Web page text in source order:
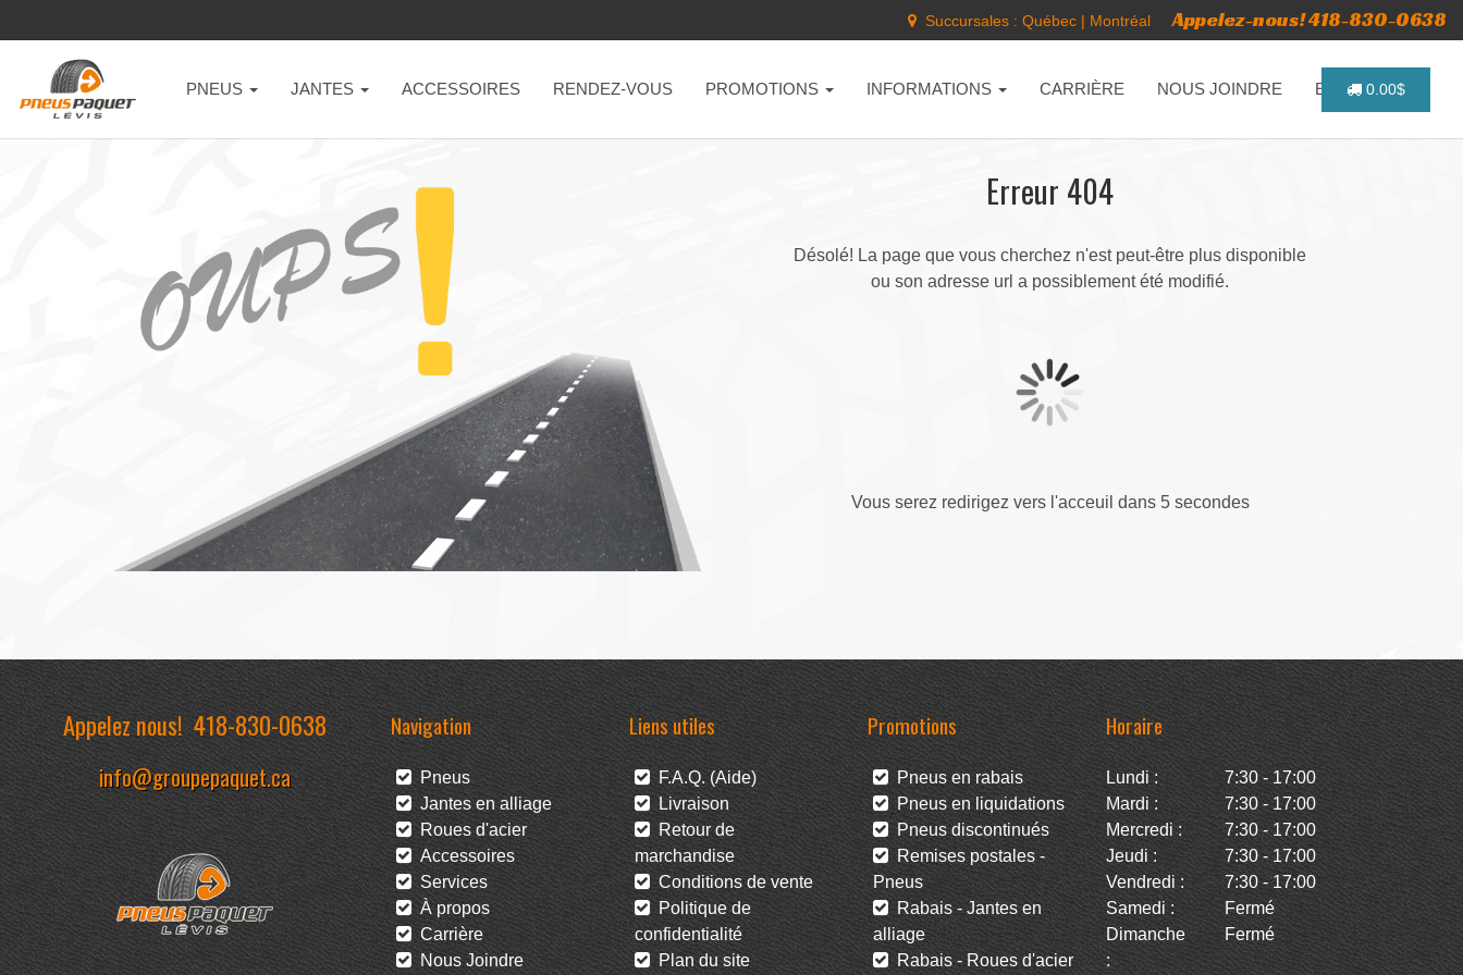
Succursales : Québec | Montréal Appelez-nous! 418-830-0638
PNEUS JANTES ACCESSOIRES RENDEZ-VOUS PROMOTIONS INFORMATIONS CARRIÈRE NOUS JOINDRE ENGLISH
0.00$
Erreur 404
Désolé! La page que vous cherchez n'est peut-être plus disponible
ou son adresse url a possiblement été modifié.
Vous serez redirigez vers l'acceuil dans 5 secondes
Appelez nous!418-830-0638
info@groupepaquet.ca
Navigation
Pneus
Jantes en alliage
Roues d'acier
Accessoires
Services
À propos
Carrière
Nous Joindre
Liens utiles
F.A.Q. (Aide)
Livraison
Retour de
marchandise
Conditions de vente
Politique de
confidentialité
Plan du site
Promotions
Pneus en rabais
Pneus en liquidations
Pneus discontinués
Remises postales -
Pneus
Rabais - Jantes en
alliage
Rabais - Roues d'acier
Horaire
Lundi :
7:30 - 17:00
Mardi :
7:30 - 17:00
Mercredi :
7:30 - 17:00
Jeudi :
7:30 - 17:00
Vendredi :
7:30 - 17:00
Samedi :
Fermé
Dimanche
:
Fermé